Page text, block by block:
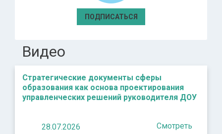
ПОДПИСАТЬСЯ
Видео
Стратегические документы сферы
образования как основа проектирования
управленческих решений руководителя ДОУ
28.07.2026 Смотреть